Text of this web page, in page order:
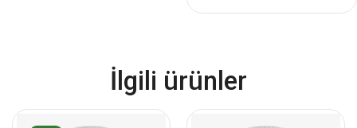
İlgili ürünler